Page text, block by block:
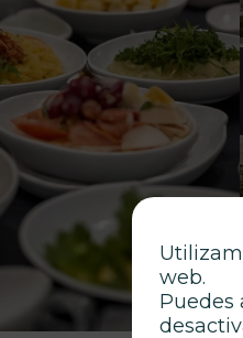
web.
Puedes